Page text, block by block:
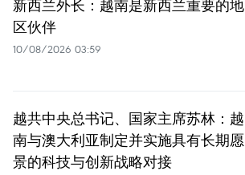
新西兰外长：越南是新西兰重要的地
区伙伴
10/08/2026 03:59
越共中央总书记、国家主席苏林：越
南与澳大利亚制定并实施具有长期愿
景的科技与创新战略对接